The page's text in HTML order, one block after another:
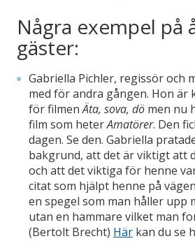
Några exempel på
gäster:
Gabriella Pichler, regissör och
med för andra gången. Hon är
för filmenÄta, sova, dö men nu
film som heterAmatörer. Den
dagen. Se den. Gabriella
bakgrund, att det är viktigt att
och att det viktiga för henne
citat som hjälpt henne på
en spegel som man håller upp
utan en hammare vilket man
(Bertolt Brecht) Här kan du se